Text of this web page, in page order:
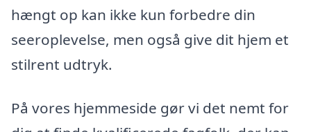
hængt op kan ikke kun forbedre din
seeroplevelse, men også give dit hjem et
stilrent udtryk.
På vores hjemmeside gør vi det nemt for